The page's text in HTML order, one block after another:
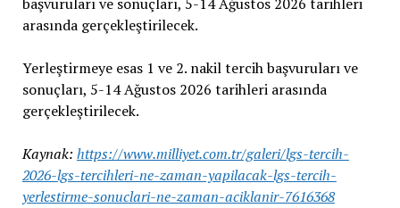
arasında gerçekleştirilecek.
Yerleştirmeye esas 1 ve 2. nakil tercih başvuruları ve
sonuçları, 5-14 Ağustos 2026 tarihleri ​​arasında
gerçekleştirilecek.
Kaynak: https://www.milliyet.com.tr/galeri/lgs-tercih-
2026-lgs-tercihleri-ne-zaman-yapilacak-lgs-tercih-
yerlestirme-sonuclari-ne-zaman-aciklanir-7616368